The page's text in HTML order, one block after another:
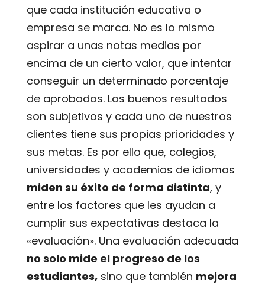
que cada institución educativa o
empresa se marca. No es lo mismo
aspirar a unas notas medias por
encima de un cierto valor, que intentar
conseguir un determinado porcentaje
de aprobados. Los buenos resultados
son subjetivos y cada uno de nuestros
clientes tiene sus propias prioridades y
sus metas. Es por ello que, colegios,
universidades y academias de idiomas
miden su éxito de forma distinta, y
entre los factores que les ayudan a
cumplir sus expectativas destaca la
«evaluación». Una evaluación adecuada
no solo mide el progreso de los
estudiantes,sino que también mejora